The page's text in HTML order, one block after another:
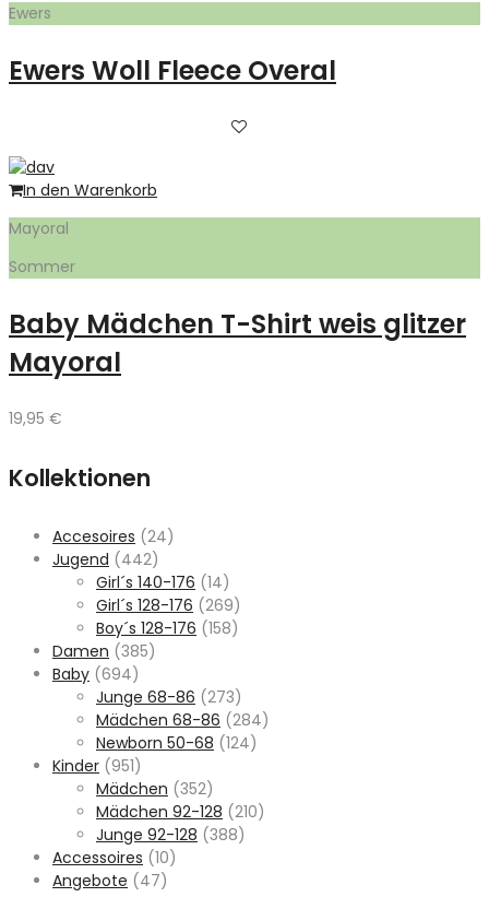
Ewers
Ewers Woll Fleece Overal
In den Warenkorb
Mayoral
Sommer
Baby Mädchen T-Shirt weis glitzer
Mayoral
19,95 €
Kollektionen
Accesoires (24)
Jugend (442)
Girl´s 140-176 (14)
Girl´s 128-176 (269)
Boy´s 128-176 (158)
Damen (385)
Baby (694)
Junge 68-86 (273)
Mädchen 68-86 (284)
Newborn 50-68 (124)
Kinder (951)
Mädchen (352)
Mädchen 92-128 (210)
Junge 92-128 (388)
Accessoires (10)
Angebote (47)